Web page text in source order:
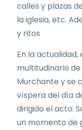
calles y plazas
la iglesia, etc.
y ritos
En la
multitudinario
Murchante y se
víspera del día
dirigido el acto.
un momento de